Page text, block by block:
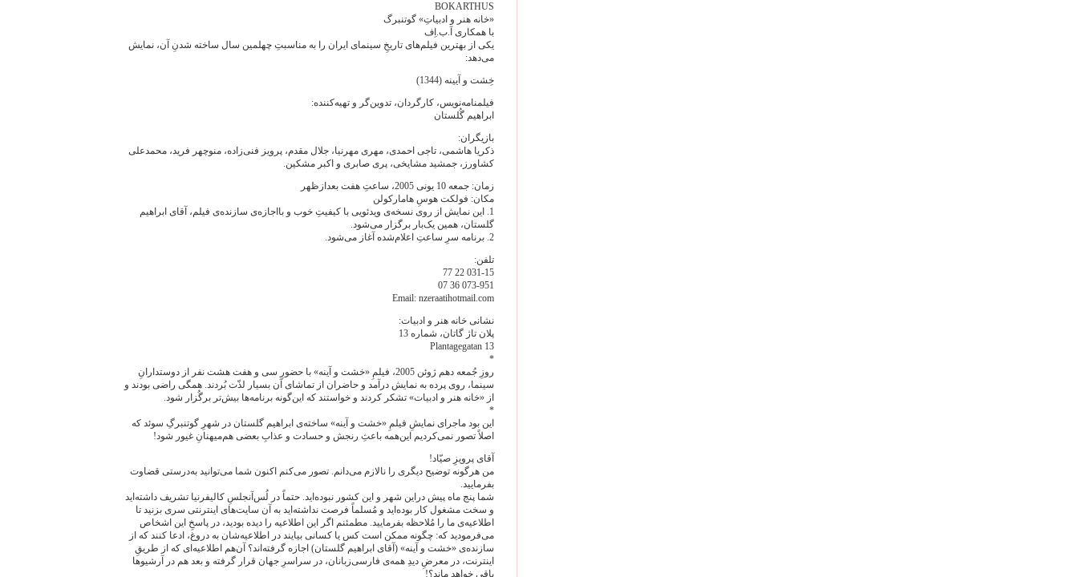
BOKARTHUS
«خانه هنر و ادبیاتِ» گوتنبرگ
با همکاری آ.ب.اِف
یکی از بهترین فیلم‌های تاریخِ سینمای ایران را به مناسبتِ چهلمین سال ساخته شدنِ آن، نمایش
می‌دهد:
خِشت و آیینه (1344)
فیلمنامه‌نویس، کارگردان، تدوین‌گر و تهیه‌کننده:
ابراهیم گُلستان
بازیگران:
ذکریا هاشمی، تاجی احمدی، مهری مهرنیا، جلال مقدم، پرویز فنی‌زاده، منوچهر فرید، محمدعلی
کشاورز، جمشید مشایخی، پری صابری و اکبر مشکین.
زمان: جمعه 10 یونی 2005، ساعتِ هفت بعدازظهر
مکان: فولکت هوسِ هامارکولن
1. این نمایش از روی نسخه‌ی ویدئویی با کیفیتِ خوب و بااجازه‌ی سازنده‌ی فیلم، آقای ابراهیم
گلستان، همین یک‌بار برگزار می‌شود.
2. برنامه سرِ ساعتِ اعلام‌شده آغاز می‌شود.
تلفن:
031-15 22 77
073-951 36 07
Email: nzeraati‌hotmail.com
نشانی خانه هنر و ادبیات:
پلان تاژ گاتان، شماره 13
Plantagegatan 13
*
روزِ جُمعه دهم ژوئن 2005، فیلمِ «خشت و آینه» با حضورِ سی و هفت هشت نفر از دوستدارانِ
سینما، روی پرده به نمایش درآمد و حاضران از تماشای آن بسیار لذّت بُردند. همگی راضی بودند و
از «خانه هنر و ادبیات» تشکر کردند و خواستند که این‌گونه برنامه‌ها بیش‌تر برگُزار شود.
*
این بود ماجرای نمایشِ فیلمِ «خشت و آینه» ساخته‌ی ابراهیم گلستان در شهرِ گوتنبرگِ سوئد که
اصلاً تصور نمی‌کردیم این‌همه باعثِ رنجش و حسادت و عذابِ بعضی هم‌میهنانِ غیور شود!
آقای پرویزِ صیّاد!
من هرگونه توضیح دیگری را نالازم می‌دانم. تصور می‌کنم اکنون شما می‌توانید به‌درستی قضاوت
بفرمایید.
شما پنج ماه پیش دراین شهر و این کشور نبوده‌اید. حتماً در لُس‌آنجلسِ کالیفرنیا تشریف داشته‌اید
و سخت مشغول کار بوده‌اید و مُسلماً فرصت نداشته‌اید به آن سایت‌های اینترنتی سری بزنید تا
اطلاعیه‌ی ما را مُلاحظه بفرمایید. مطمئنم اگر این اطلاعیه را دیده بودید، در پاسخِ این اشخاص
می‌فرمودید که: چگونه ممکن است کس یا کسانی بیایند در اطلاعیه‌شان به دروغ، ادعا کنند که از
سازنده‌ی «خشت و آینه» (آقای ابراهیم گلستان) اجازه گرفته‌اند؟ آن‌هم اطلاعیه‌ای که از طریقِ
اینترنت، در معرضِ دیدِ همه‌ی فارسی‌زبانان، در سراسرِ جهان قرار گرفته و بعد هم در آرشیوها
باقی خواهد ماند؟!